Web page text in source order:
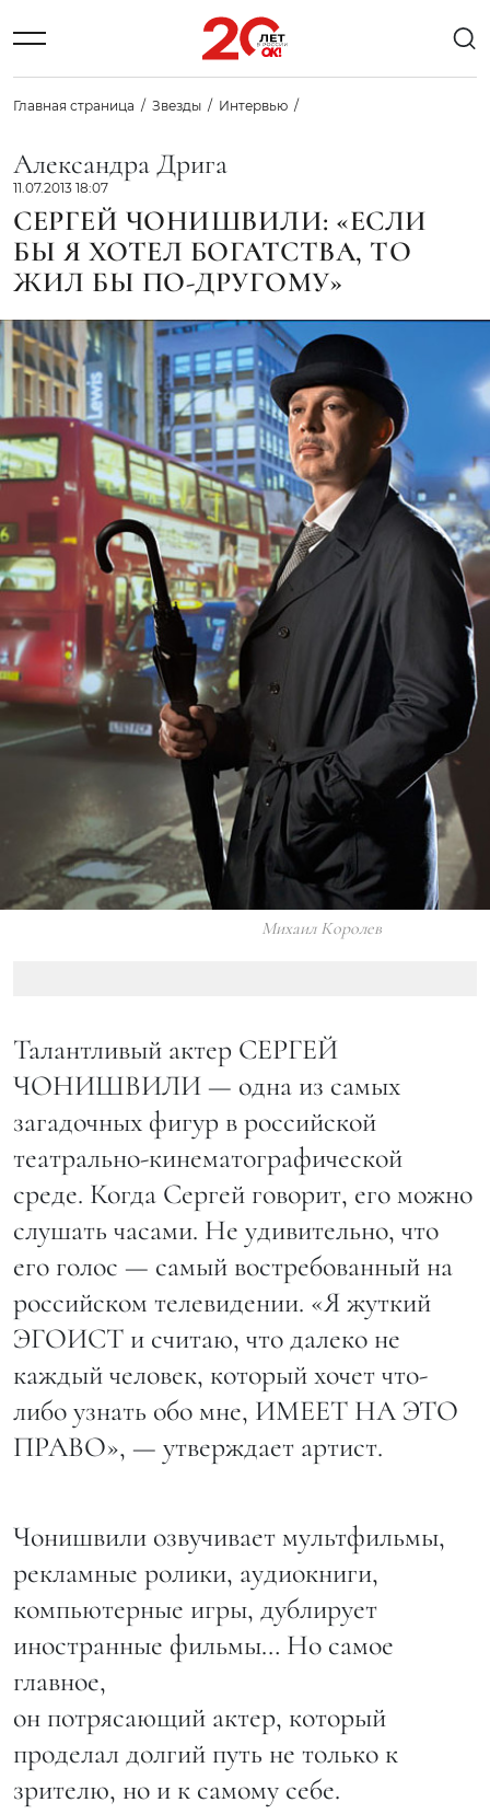
Главная страница Звезды Интервью
Александра Дрига
11.07.2013 18:07
СЕРГЕЙ ЧОНИШВИЛИ: «ЕСЛИ
БЫ Я ХОТЕЛ БОГАТСТВА, ТО
ЖИЛ БЫ ПО-ДРУГОМУ»
Михаил Королев
Талантливый актер СЕРГЕЙ
ЧОНИШВИЛИ — одна из самых
загадочных фигур в российской
театрально-кинематографической
среде. Когда Сергей говорит, его можно
слушать часами. Не удивительно, что
его голос — самый востребованный на
российском телевидении. «Я жуткий
ЭГОИСТ и считаю, что далеко не
каждый человек, который хочет что-
либо узнать обо мне, ИМЕЕТ НА ЭТО
ПРАВО», — утверждает артист.
Чонишвили озвучивает мультфильмы,
рекламные ролики, аудиокниги,
компьютерные игры, дублирует
иностранные фильмы… Но самое
главное,
он потрясающий актер, который
проделал долгий путь не только к
зрителю, но и к самому себе.